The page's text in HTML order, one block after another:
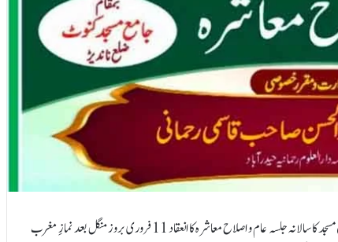
کنوٹ :10؍فروری(اکرم چوہان)کنوٹ میں مکتب عربیہ اسلامیہ جامع مسجد کا سالانہ جلسہ عام و اصلاح معاشرہ کا انعقاد 11 فروری بروز منگل بعد نمازِ مغرب